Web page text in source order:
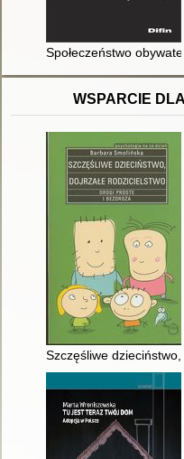
Społeczeństwo
WSPARCIE
Szczęśliwe